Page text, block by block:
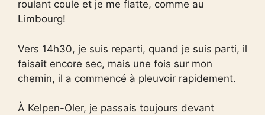
roulant coule et je me flatte, comme au
Limbourg!
Vers 14h30, je suis reparti, quand je suis parti, il
faisait encore sec, mais une fois sur mon
chemin, il a commencé à pleuvoir rapidement.
À Kelpen-Oler, je passais toujours devant